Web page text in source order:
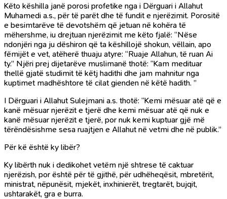
Këto këshilla janë porosi profetike nga i Dërguari i Allahut
Muhamedi a.s., për të parët dhe të fundit e njerëzimit. Porositë
e besimtarëve të devotshëm që jetuan në kohëra të
mëhershme, iu drejtuan njerëzimit me këto fjalë: “Nëse
ndonjëri nga ju dëshiron që ta këshillojë shokun, vëllain, apo
fëmijët e vet, atëherë thuaju atyre: “Ruaje Allahun, të ruan Ai
ty.” Njëri prej dijetarëve muslimanë thotë: “Kam medituar
thellë gjatë studimit të këtj hadithi dhe jam mahnitur nga
kuptimet madhështore të cilat gienden në këtë hadith. ”
I Dërguari i Allahut Sulejmani a.s. thotë: “Kemi mësuar atë që e
kanë mësuar njerëzit e tjerë dhe kemi mësuar atë që nuk e
kanë mësuar njerëzit e tjerë, por nuk kemi kuptuar gjë më
tërëndësishme sesa ruajtjen e Allahut në vetmi dhe në publik.”
Për kë është ky libër?
Ky libërth nuk i dedikohet vetëm një shtrese të caktuar
njerëzish, por është për të gjithë, për udhëheqësit, mbretërit,
ministrat, nëpunësit, mjekët, inxhinierët, tregtarët, bujqit,
ushtarakët, gra e burra.